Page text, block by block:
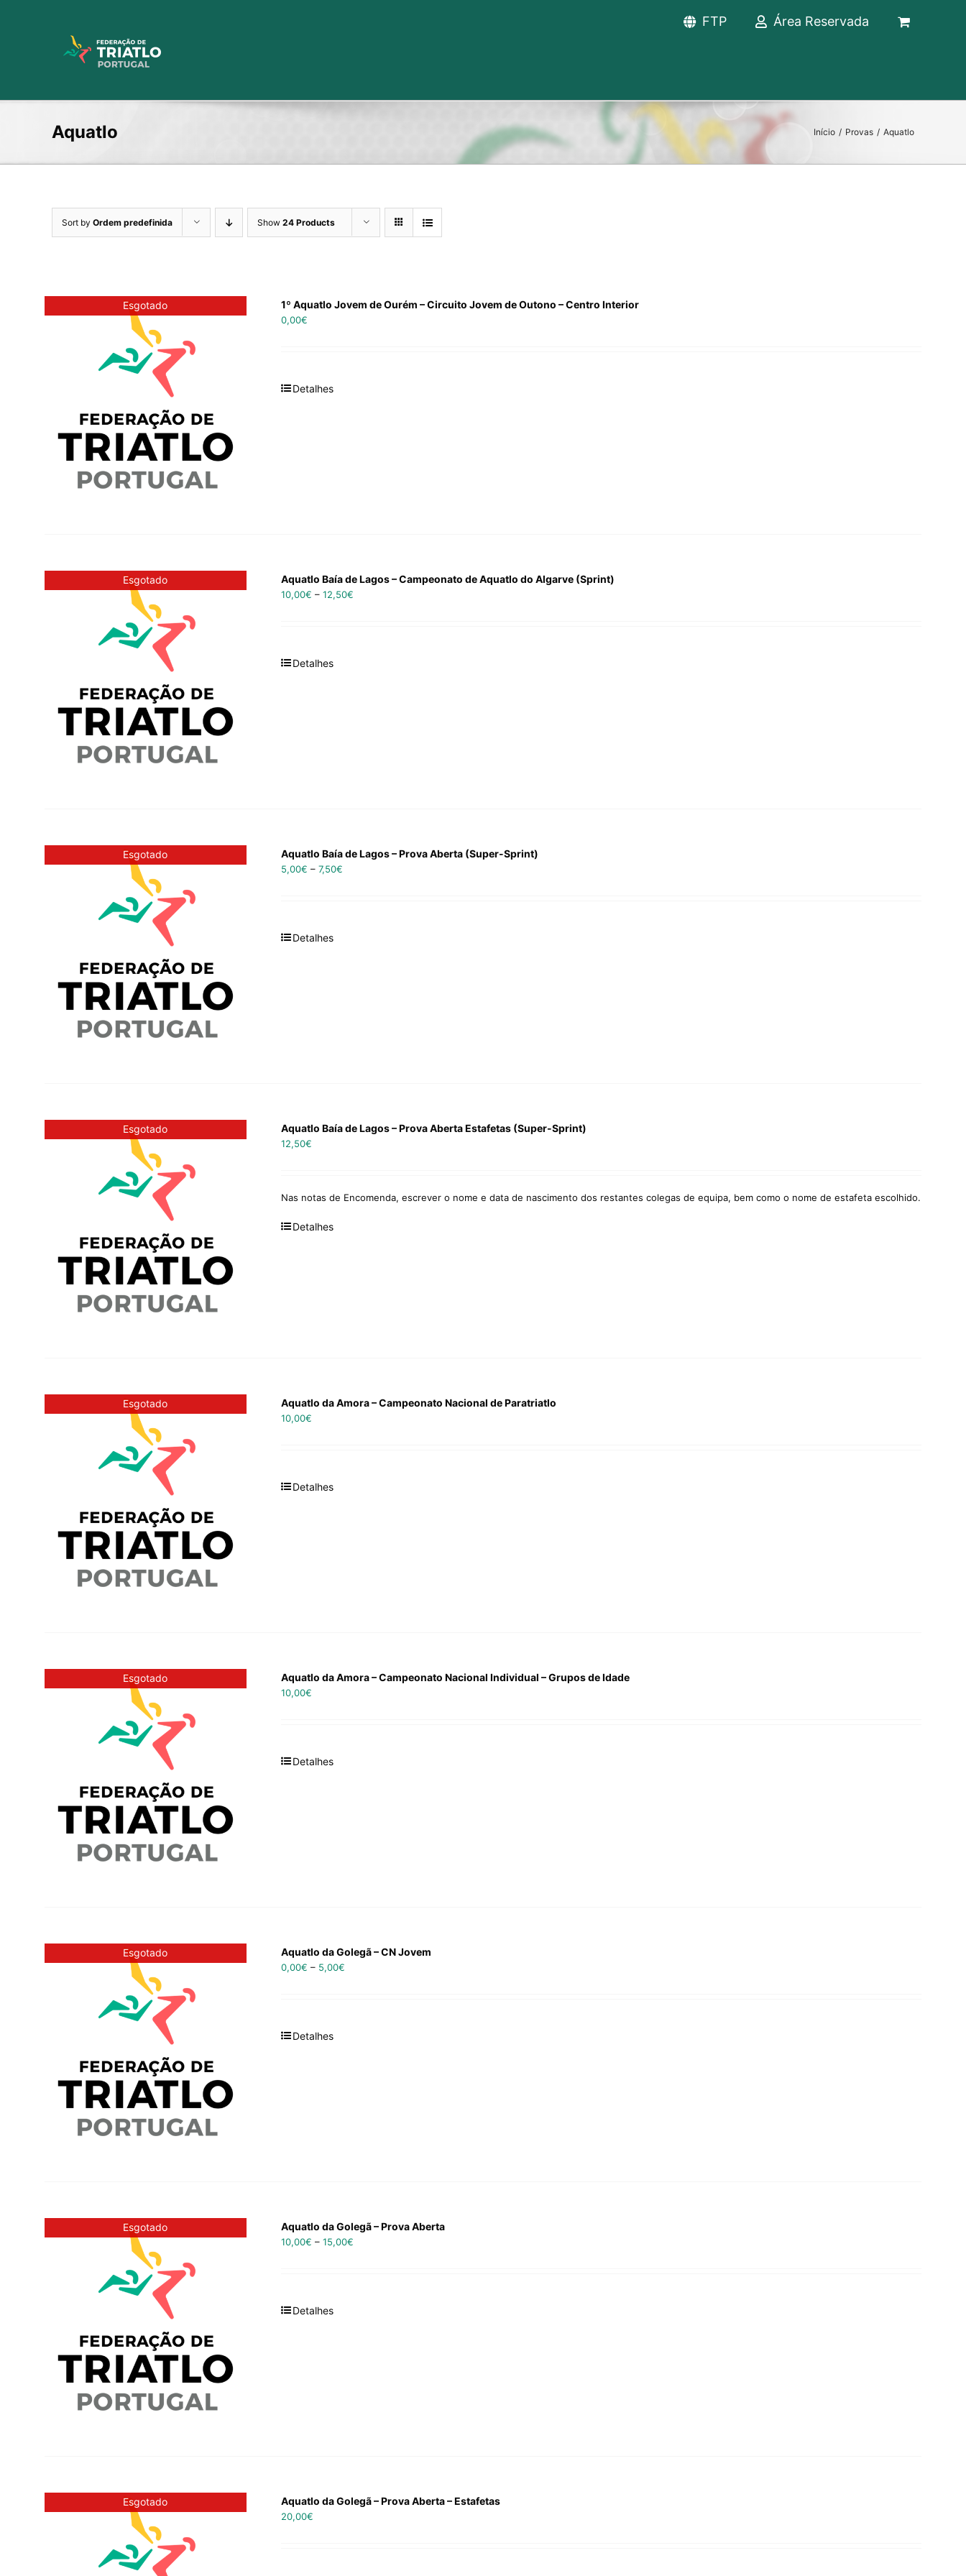
FTP Área Reservada
Aquatlo Início / Provas / Aquatlo
Sort by Ordem predefinida Show 24 Products
Esgotado 1º Aquatlo Jovem de Ourém – Circuito Jovem de Outono – Centro Interior
0,00€
Detalhes
Esgotado Aquatlo Baía de Lagos – Campeonato de Aquatlo do Algarve (Sprint)
10,00€ –12,50€
Detalhes
Esgotado Aquatlo Baía de Lagos – Prova Aberta (Super-Sprint)
5,00€ –7,50€
Detalhes
Esgotado Aquatlo Baía de Lagos – Prova Aberta Estafetas (Super-Sprint)
12,50€
Nas notas de Encomenda, escrever o nome e data de nascimento dos restantes colegas de equipa, bem como o nome de estafeta escolhido.
Detalhes
Esgotado Aquatlo da Amora – Campeonato Nacional de Paratriatlo
10,00€
Detalhes
Esgotado Aquatlo da Amora – Campeonato Nacional Individual – Grupos de Idade
10,00€
Detalhes
Esgotado Aquatlo da Golegã – CN Jovem
0,00€ – 5,00€
Detalhes
Esgotado Aquatlo da Golegã – Prova Aberta
10,00€ –15,00€
Detalhes
Esgotado Aquatlo da Golegã – Prova Aberta – Estafetas
20,00€